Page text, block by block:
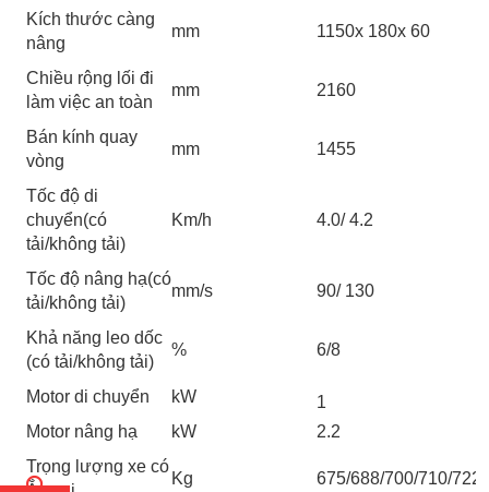
Kích thước càng
nâng
mm 1150x 180x 60
Chiều rộng lối đi
làm việc an toàn
mm 2160
Bán kính quay
vòng
mm 1455
Tốc độ di
chuyển(có
tải/không tải)
Km/h 4.0/ 4.2
Tốc độ nâng hạ(có
tải/không tải)
mm/s 90/ 130
Khả năng leo dốc
(có tải/không tải)
% 6/8
Motor di chuyển kW
1
Motor nâng hạ
kW
2.2
Trọng lượng xe có
Kg 675/688/700/710/722